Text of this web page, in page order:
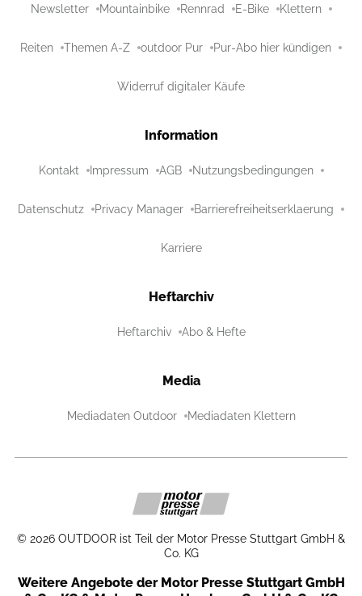
Newsletter Mountainbike Rennrad E-Bike Klettern
Reiten Themen A-Z outdoor Pur Pur-Abo hier kündigen
Widerruf digitaler Käufe
Information
Kontakt Impressum AGB Nutzungsbedingungen
Datenschutz Privacy Manager Barrierefreiheitserklaerung
Karriere
Heftarchiv
Heftarchiv Abo & Hefte
Media
Mediadaten Outdoor Mediadaten Klettern
© 2026 OUTDOOR ist Teil der Motor Presse Stuttgart GmbH &
Co. KG
Weitere Angebote der Motor Presse Stuttgart GmbH